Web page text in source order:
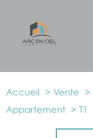
Accueil Vente
Appartement
T1